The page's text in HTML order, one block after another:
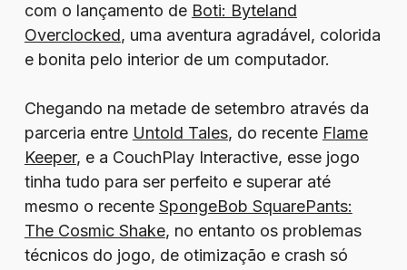
com o lançamento de Boti: Byteland
Overclocked, uma aventura agradável, colorida
e bonita pelo interior de um computador.
Chegando na metade de setembro através da
parceria entre Untold Tales, do recente Flame
Keeper, e a CouchPlay Interactive, esse jogo
tinha tudo para ser perfeito e superar até
mesmo o recente SpongeBob SquarePants:
The Cosmic Shake, no entanto os problemas
técnicos do jogo, de otimização e crash só